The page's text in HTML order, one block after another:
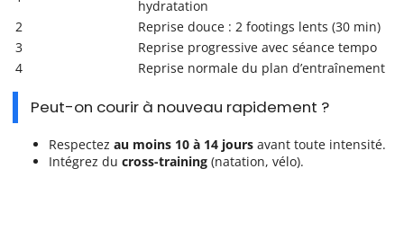
hydratation
2
Reprise douce : 2 footings lents (30 min)
3
Reprise progressive avec séance tempo
4
Reprise normale du plan d’entraînement
Peut-on courir à nouveau rapidement ?
Respectez au moins 10 à 14 jours avant toute intensité.
Intégrez du cross-training (natation, vélo).